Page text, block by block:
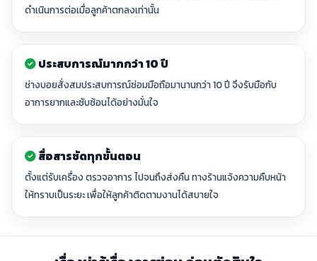
ดำเนินการต่อเมื่อลูกค้าตกลงเท่านั้น
ประสบการณ์มากกว่า 10 ปี
ช่างบอยสั่งสมประสบการณ์ซ่อมมือถือมานานกว่า 10 ปี จึงรับมือกับ
อาการยากและซับซ้อนได้อย่างมั่นใจ
สื่อสารชัดทุกขั้นตอน
ตั้งแต่รับเครื่อง ตรวจอาการ ไปจนถึงส่งคืน ทางร้านแจ้งความคืบหน้า
ให้ทราบเป็นระยะ เพื่อให้ลูกค้าติดตามงานได้สบายใจ